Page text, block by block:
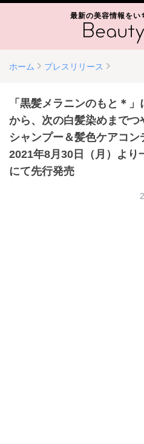
最新の美容情報をい
ホーム プレスリリース
「黒髪メラニンのもと＊
から、次の白髪染めまで
シャンプー＆髪色ケアコ
2021年8月30日（月）より
にて先行発売